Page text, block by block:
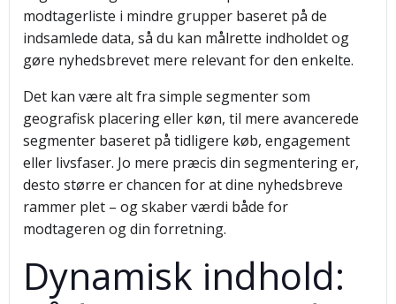
modtagerliste i mindre grupper baseret på de
indsamlede data, så du kan målrette indholdet og
gøre nyhedsbrevet mere relevant for den enkelte.
Det kan være alt fra simple segmenter som
geografisk placering eller køn, til mere avancerede
segmenter baseret på tidligere køb, engagement
eller livsfaser. Jo mere præcis din segmentering er,
desto større er chancen for at dine nyhedsbreve
rammer plet – og skaber værdi både for
modtageren og din forretning.
Dynamisk indhold: